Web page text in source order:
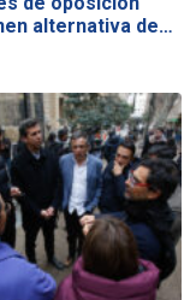
alternativa de…